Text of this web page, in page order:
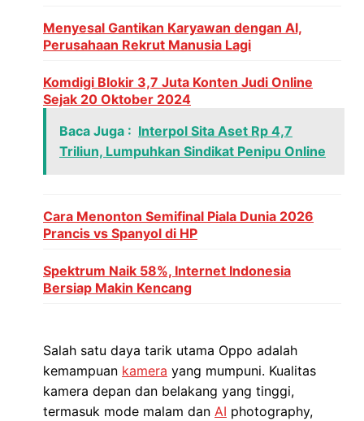
Menyesal Gantikan Karyawan dengan AI,
Perusahaan Rekrut Manusia Lagi
Komdigi Blokir 3,7 Juta Konten Judi Online
Sejak 20 Oktober 2024
Baca Juga : Interpol Sita Aset Rp 4,7
Triliun, Lumpuhkan Sindikat Penipu Online
Cara Menonton Semifinal Piala Dunia 2026
Prancis vs Spanyol di HP
Spektrum Naik 58%, Internet Indonesia
Bersiap Makin Kencang
Salah satu daya tarik utama Oppo adalah
kemampuan kamera yang mumpuni. Kualitas
kamera depan dan belakang yang tinggi,
termasuk mode malam dan AI photography,